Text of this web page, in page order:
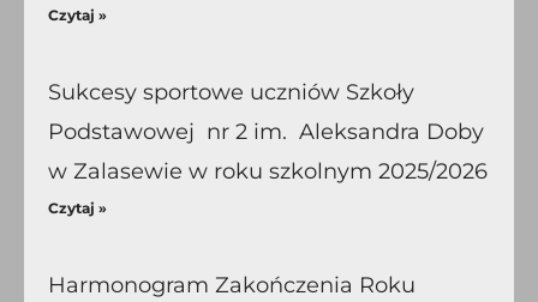
Czytaj »
Sukcesy sportowe uczniów Szkoły
Podstawowej nr 2 im. Aleksandra Doby
w Zalasewie w roku szkolnym 2025/2026
Czytaj »
Harmonogram Zakończenia Roku